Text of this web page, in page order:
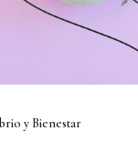
y Bienestar